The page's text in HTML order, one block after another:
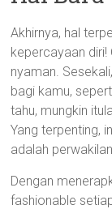
Akhirnya, hal
kepercayaan
nyaman.
bagi kamu,
tahu, mungkin
Yang terpenting,
adalah
Dengan
fashionable